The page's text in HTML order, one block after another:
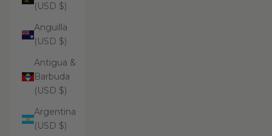
(USD $)
Anguilla
(USD $)
Antigua &
Barbuda
(USD $)
Argentina
(USD $)